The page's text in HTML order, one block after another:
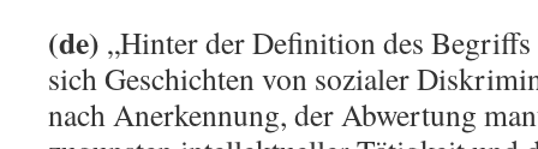
(de) „Hinter der Definition des Begriffs
sich Geschichten von sozialer
nach Anerkennung, der Abwertung